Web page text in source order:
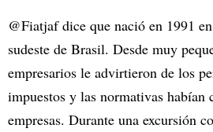
@Fiatjaf dice que nació en 1991
sudeste de Brasil. Desde muy
empresarios le advirtieron de los
impuestos y las normativas habían
empresas. Durante una excursión